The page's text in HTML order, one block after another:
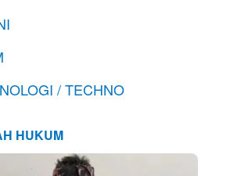
/ TECHNO
HUKUM